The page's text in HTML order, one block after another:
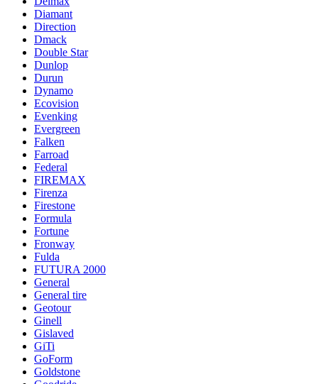
Diamant
Direction
Dmack
Double Star
Dunlop
Durun
Dynamo
Ecovision
Evenking
Evergreen
Falken
Farroad
Federal
FIREMAX
Firenza
Firestone
Formula
Fortune
Fronway
Fulda
FUTURA 2000
General
General tire
Geotour
Ginell
Gislaved
GiTi
GoForm
Goldstone